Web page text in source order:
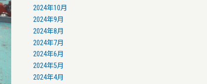
2024年10月
2024年9月
2024年8月
2024年7月
2024年6月
2024年5月
2024年4月